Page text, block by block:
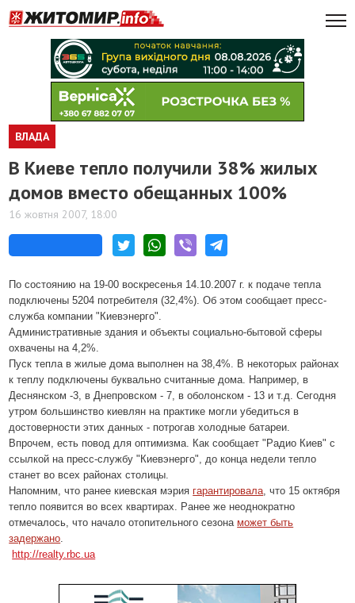
ВЛАДА
В Киеве тепло получили 38% жилых
домов вместо обещанных 100%
16 жовтня 2007, 18:00
По состоянию на 19-00 воскресенья 14.10.2007 г. к подаче тепла
подключены 5204 потребителя (32,4%). Об этом сообщает пресс-
служба компании "Киевэнерго".
Административные здания и объекты социально-бытовой сферы
охвачены на 4,2%.
Пуск тепла в жилые дома выполнен на 38,4%. В некоторых районах
к теплу подключены буквально считанные дома. Например, в
Деснянском -3, в Днепровском - 7, в оболонском - 13 и т.д. Сегодня
утром большинство киевлян на практике могли убедиться в
достоверности этих данных - потрогав холодные батареи.
Впрочем, есть повод для оптимизма. Как сообщает "Радио Киев" с
ссылкой на пресс-службу "Киевэнерго", до конца недели тепло
станет во всех районах столицы.
Напомним, что ранее киевская мэрия гарантировала, что 15 октября
тепло появится во всех квартирах. Ранее же неоднократно
отмечалось, что начало отопительного сезона может быть
задержано.
http://realty.rbc.ua